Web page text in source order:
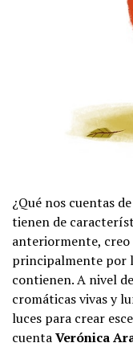
¿Qué nos cuentas
tienen de
anteriormente, creo
principalmente por
contienen. A nivel
cromáticas vivas y
luces para crear
cuentaVerónica